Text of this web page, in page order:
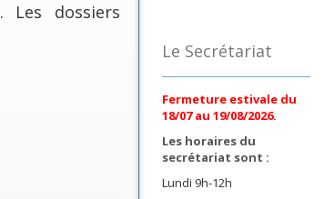
. Les dossiers
Le Secrétariat
Fermeture estivale du
18/07 au 19/08/2026.
Les horaires du
secrétariat sont :
Lundi 9h-12h